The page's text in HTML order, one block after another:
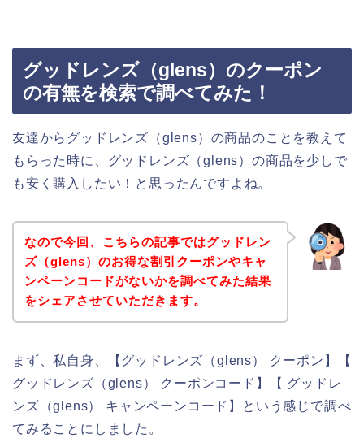
グッドレンズ（glens）のクーポン
の有無を検索で調べてみた！
友達からグッドレンズ（glens）の商品のことを教えて
もらった時に、グッドレンズ（glens）の商品を少しで
も安く購入したい！と思ったんですよね。
なので今回、こちらの記事ではグッドレン
ズ（glens）のお得な割引クーポンやキャ
ンペーンコードがないかを調べてみた結果
をシェアさせていただきます。
まず、私自身、【グッドレンズ（glens） クーポン】【
グッドレンズ（glens） クーポンコード】【 グッドレ
ンズ（glens） キャンペーンコード】という感じで調べ
てみることにしました。